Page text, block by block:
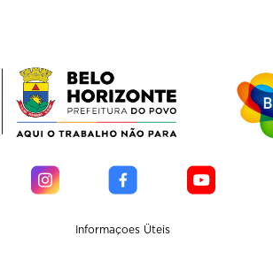
Informaçoes Üteis